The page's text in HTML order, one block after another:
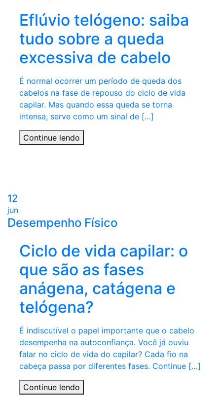
Eflúvio telógeno: saiba
tudo sobre a queda
excessiva de cabelo
É normal ocorrer um período de queda dos
cabelos na fase de repouso do ciclo de vida
capilar. Mas quando essa queda se torna
intensa, serve como um sinal de […]
Continue lendo
12
jun
Desempenho Físico
Ciclo de vida capilar: o
que são as fases
anágena, catágena e
telógena?
É indiscutível o papel importante que o cabelo
desempenha na autoconfiança. Você já ouviu
falar no ciclo de vida do capilar? Cada fio na
cabeça passa por diferentes fases. Continue […]
Continue lendo